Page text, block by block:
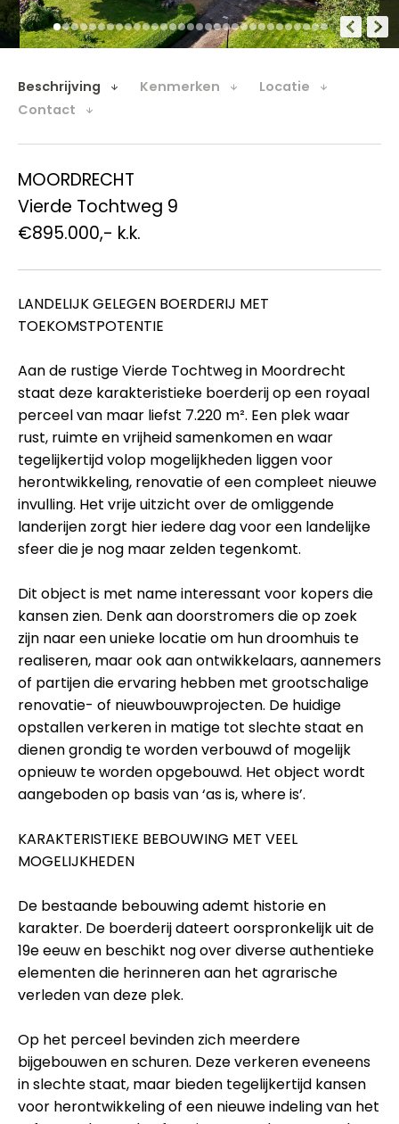
Beschrijving Kenmerken
Locatie
Contact
MOORDRECHT
Vierde Tochtweg 9
€895.000,- k.k.
LANDELIJK GELEGEN BOERDERIJ MET
TOEKOMSTPOTENTIE
Aan de rustige Vierde Tochtweg in Moordrecht
staat deze karakteristieke boerderij op een royaal
perceel van maar liefst 7.220 m². Een plek waar
rust, ruimte en vrijheid samenkomen en waar
tegelijkertijd volop mogelijkheden liggen voor
herontwikkeling, renovatie of een compleet nieuwe
invulling. Het vrije uitzicht over de omliggende
landerijen zorgt hier iedere dag voor een landelijke
sfeer die je nog maar zelden tegenkomt.
Dit object is met name interessant voor kopers die
kansen zien. Denk aan doorstromers die op zoek
zijn naar een unieke locatie om hun droomhuis te
realiseren, maar ook aan ontwikkelaars, aannemers
of partijen die ervaring hebben met grootschalige
renovatie- of nieuwbouwprojecten. De huidige
opstallen verkeren in matige tot slechte staat en
dienen grondig te worden verbouwd of mogelijk
opnieuw te worden opgebouwd. Het object wordt
aangeboden op basis van ‘as is, where is’.
KARAKTERISTIEKE BEBOUWING MET VEEL
MOGELIJKHEDEN
De bestaande bebouwing ademt historie en
karakter. De boerderij dateert oorspronkelijk uit de
19e eeuw en beschikt nog over diverse authentieke
elementen die herinneren aan het agrarische
verleden van deze plek.
Op het perceel bevinden zich meerdere
bijgebouwen en schuren. Deze verkeren eveneens
in slechte staat, maar bieden tegelijkertijd kansen
voor herontwikkeling of een nieuwe indeling van het